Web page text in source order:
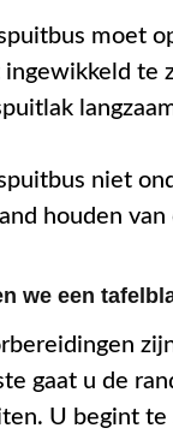
moet
ingewikkeld te
niet
houden
we een
gaat u de
U begint te